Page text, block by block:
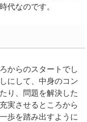
代なのです。
からのスタートでし
にして、中身のコン
り、問題を解決した
実させるところから
歩を踏み出すように